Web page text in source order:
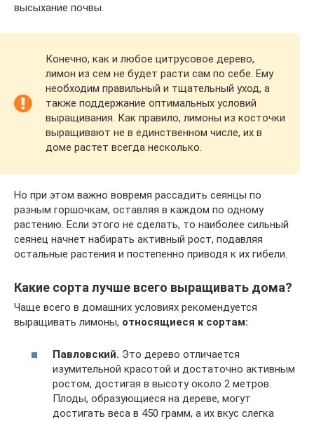
высыхание почвы.
Конечно, как и любое цитрусовое дерево,
лимон из сем не будет расти сам по себе. Ему
необходим правильный и тщательный уход, а
также поддержание оптимальных условий
выращивания. Как правило, лимоны из косточки
выращивают не в единственном числе, их в
доме растет всегда несколько.
Но при этом важно вовремя рассадить сеянцы по
разным горшочкам, оставляя в каждом по одному
растению. Если этого не сделать, то наиболее сильный
сеянец начнет набирать активный рост, подавляя
остальные растения и постепенно приводя к их гибели.
Какие сорта лучше всего выращивать дома?
Чаще всего в домашних условиях рекомендуется
выращивать лимоны, относящиеся к сортам:
Павловский. Это дерево отличается
изумительной красотой и достаточно активным
ростом, достигая в высоту около 2 метров.
Плоды, образующиеся на дереве, могут
достигать веса в 450 грамм, а их вкус слегка